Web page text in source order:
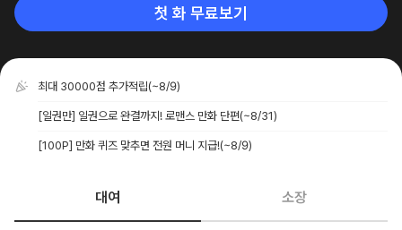
첫 화 무료보기
최대 30000점 추가적립(~8/9)
[일권만] 일권으로 완결까지! 로맨스 만화 단편(~8/31)
[100P] 만화 퀴즈 맞추면 전원 머니 지급!(~8/9)
대여 소장